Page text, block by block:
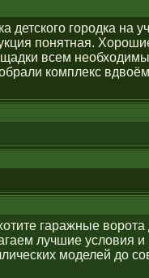
детского городка на
понятная.
всем
комплекс
гаражные
лучшие условия и
моделей до